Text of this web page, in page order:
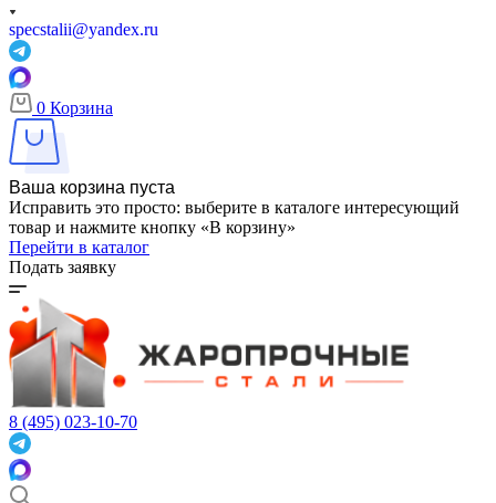
specstalii@yandex.ru
0 Корзина
Ваша корзина пуста
Исправить это просто: выберите в каталоге интересующий
товар и нажмите кнопку «В корзину»
Перейти в каталог
Подать заявку
8 (495) 023-10-70